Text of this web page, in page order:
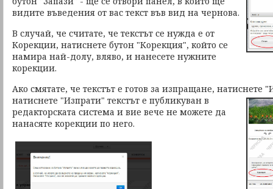
видите въведения от вас текст във вид на чернова.
В случай, че считате, че текстът се нужда е от
Корекции, натиснете бутон "Корекция", който се
намира най-долу, вляво, и нанесете нужните
корекции.
Ако смятате, че текстът е готов за изпращане, натиснете
натиснете "Изпрати" текстът е публикуван в
редакторската система и вие вече не можете да
нанасяте корекции по него.